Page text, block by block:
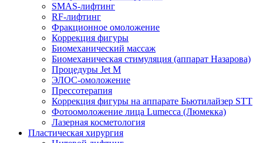
SMAS-лифтинг
RF-лифтинг
Фракционное омоложение
Коррекция фигуры
Биомеханический массаж
Биомеханическая стимуляция (аппарат Назарова)
Процедуры Jet M
ЭЛОС-омоложение
Прессотерапия
Коррекция фигуры на аппарате Бьютилайзер STT
Фотоомоложение лица Lumecca (Люмекка)
Лазерная косметология
Пластическая хирургия